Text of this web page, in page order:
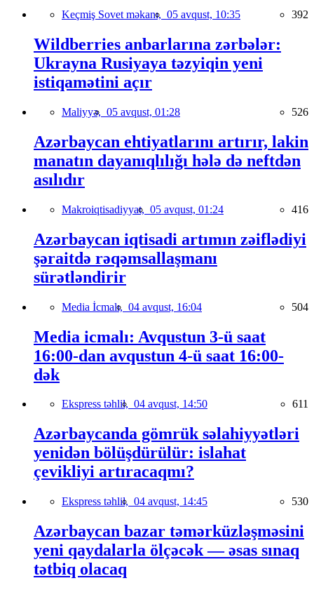
Keçmiş Sovet məkanı, 05 avqust, 10:35 392
Wildberries anbarlarına zərbələr:
Ukrayna Rusiyaya təzyiqin yeni
istiqamətini açır
Maliyyə, 05 avqust, 01:28 526
Azərbaycan ehtiyatlarını artırır, lakin
manatın dayanıqlılığı hələ də neftdən
asılıdır
Makroiqtisadiyyat, 05 avqust, 01:24 416
Azərbaycan iqtisadi artımın zəiflədiyi
şəraitdə rəqəmsallaşmanı
sürətləndirir
Media İcmalı, 04 avqust, 16:04 504
Media icmalı: Avqustun 3-ü saat
16:00-dan avqustun 4-ü saat 16:00-
dək
Ekspress təhlil, 04 avqust, 14:50 611
Azərbaycanda gömrük səlahiyyətləri
yenidən bölüşdürülür: islahat
çevikliyi artıracaqmı?
Ekspress təhlil, 04 avqust, 14:45 530
Azərbaycan bazar təmərküzləşməsini
yeni qaydalarla ölçəcək — əsas sınaq
tətbiq olacaq